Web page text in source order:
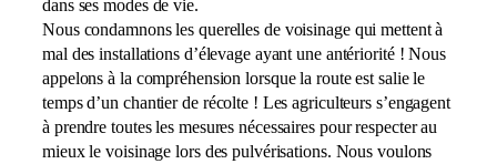
dans ses modes de vie.
Nous condamnons les querelles de voisinage qui mettent à
mal des installations d’élevage ayant une antériorité ! Nous
appelons à la compréhension lorsque la route est salie le
temps d’un chantier de récolte ! Les agriculteurs s’engagent
à prendre toutes les mesures nécessaires pour respecter au
mieux le voisinage lors des pulvérisations. Nous voulons